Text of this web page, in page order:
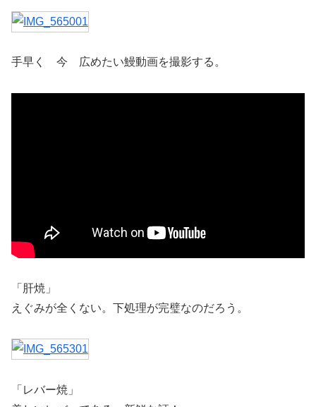
手早く 今 広めたい鰻動画を撮影する。
「肝焼」
えぐみが全くない。下処理が完璧なのだろう。
「レバー焼」